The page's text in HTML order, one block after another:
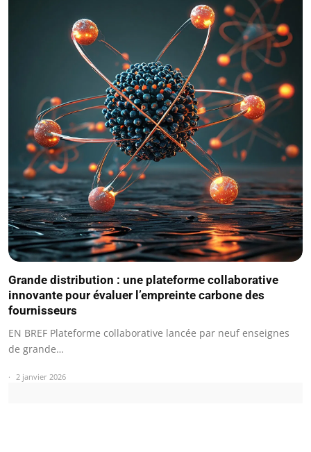
Grande distribution : une plateforme collaborative
innovante pour évaluer l’empreinte carbone des
fournisseurs
EN BREF Plateforme collaborative lancée par neuf enseignes
de grande…
2 janvier 2026